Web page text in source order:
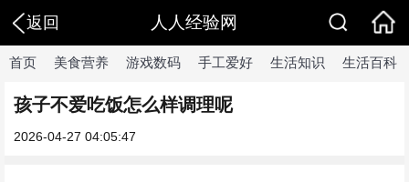
返回 人人经验网
首页 美食营养 游戏数码 手工爱好 生活知识 生活百科
孩子不爱吃饭怎么样调理呢
2026-04-27 04:05:47